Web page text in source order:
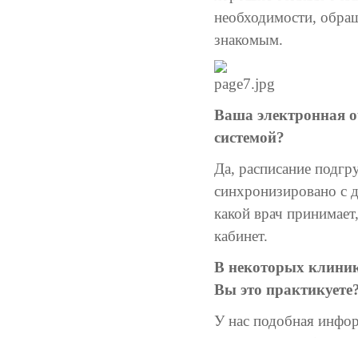
необходимости,
знакомым.
Ваша электронная
системой?
Да, расписание
синхронизировано
какой врач
кабинет.
В некоторых
Вы это
У нас подобная